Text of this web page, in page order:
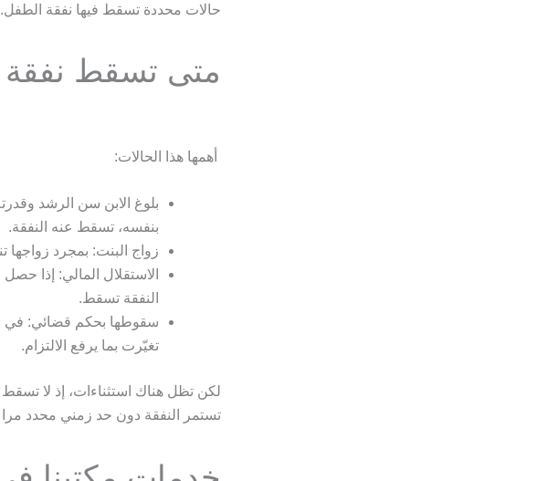
حالات محددة تسقط فيها نفقة الطفل.
متى تسقط
أهمها هذا الحالات:
بلوغ الابن سن الرشد
بنفسه، تسقط عنه النفقة.
زواج البنت: بمجرد زواجها
الاستقلال المالي: إذا
النفقة تسقط.
سقوطها بحكم قضائي: في
تغيّرت بما يرفع الالتزام.
لكن تظل هناك استثناءات، إذ لا تسقط
تستمر النفقة دون حد زمني محدد